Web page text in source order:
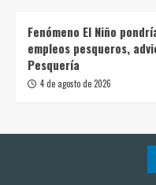
Fenómeno El Niño
empleos pesqueros,
Pesquería
4 de agosto de 2026